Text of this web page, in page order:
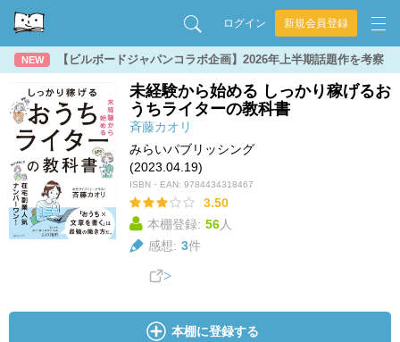
ログイン 新規会員登録
NEW 【ビルボードジャパンコラボ企画】2026年上半期話題作を考察
未経験から始める しっかり稼げるお
うちライターの教科書
斉藤カオリ
みらいパブリッシング
(2023.04.19)
ISBN・EAN: 9784434318467
3.50
本棚登録: 56人
感想: 3件
本棚に登録する